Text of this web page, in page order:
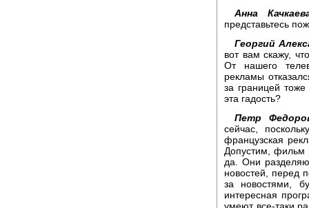
Анна
представьтесь
Георгий
вот вам скажу,
От нашего
рекламы
за границей
эта гадость?
Петр
сейчас,
французская
Допустим, фильм
да. Они
новостей, перед
за новостями,
интересная
умеют все-таки